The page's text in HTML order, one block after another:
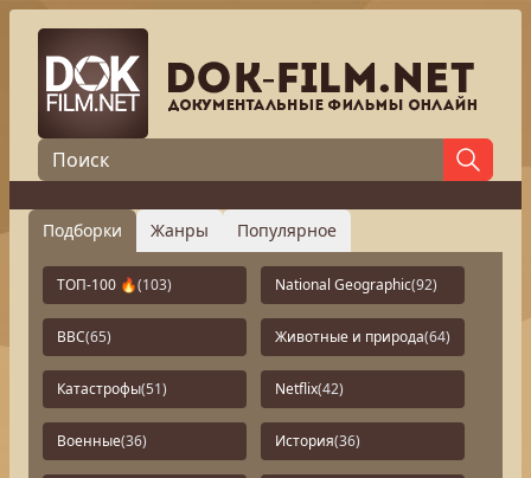
Подборки Жанры Популярное
ТОП-100 🔥(103) National Geographic(92)
BBC(65) Животные и природа(64)
Катастрофы(51) Netflix(42)
Военные(36) История(36)